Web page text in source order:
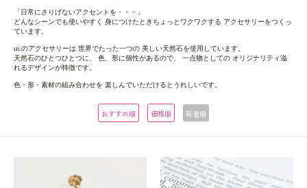
「日常にさりげないアクセントを・・・」
どんなシーンでも使いやすく 身につけたときちょっとワクワクする アクセサリーをつくっ
ています。
ui.のアクセサリーは 世界でたった一つの 美しい天然石を使用しています。
天然石のひとつひとつに、 色、形に個性があるので、 一点物としての オリジナリティ溢
れるデザインが特徴です。
色・形・素材の組み合わせを 楽しんでいただけるとうれしいです。
おすすめ順 価格順 新着順